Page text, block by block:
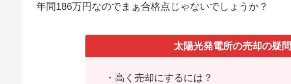
年間186万円なのでまぁ合格点じゃないでしょうか？
太陽光発電所の売却の疑問
・高く売却にするには？